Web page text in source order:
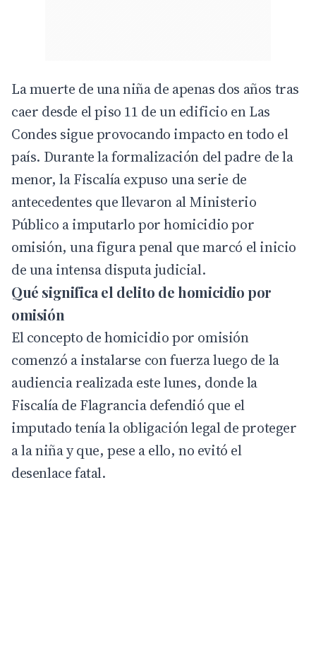
La muerte de una niña de apenas dos años tras
caer desde el piso 11 de un edificio en Las
Condes sigue provocando impacto en todo el
país. Durante la formalización del padre de la
menor, la Fiscalía expuso una serie de
antecedentes que llevaron al Ministerio
Público a imputarlo por homicidio por
omisión, una figura penal que marcó el inicio
de una intensa disputa judicial.
Qué significa el delito de homicidio por
omisión
El concepto de homicidio por omisión
comenzó a instalarse con fuerza luego de la
audiencia realizada este lunes, donde la
Fiscalía de Flagrancia defendió que el
imputado tenía la obligación legal de proteger
a la niña y que, pese a ello, no evitó el
desenlace fatal.